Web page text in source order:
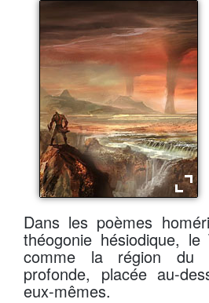
Dans les poèmes
théogonie hésiodique, le
comme la région du
profonde, placée au-
eux-mêmes.